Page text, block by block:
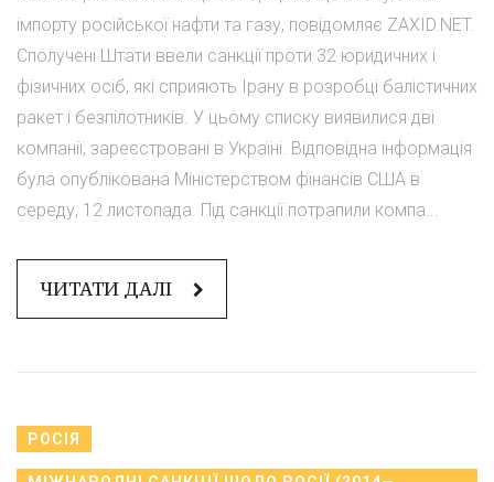
імпорту російської нафти та газу, повідомляє ZAXID.NET.
Сполучені Штати ввели санкції проти 32 юридичних і
фізичних осіб, які сприяють Ірану в розробці балістичних
ракет і безпілотників. У цьому списку виявилися дві
компанії, зареєстровані в Україні. Відповідна інформація
була опублікована Міністерством фінансів США в
середу, 12 листопада. Під санкції потрапили компа...
ЧИТАТИ ДАЛІ
РОСІЯ